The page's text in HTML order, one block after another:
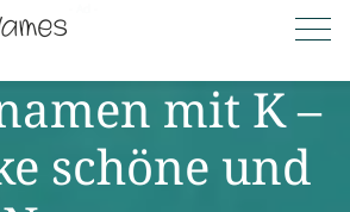
mit K –
schöne und